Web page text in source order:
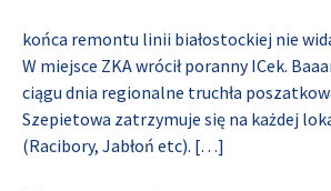
końca remontu linii białostockiej nie
W miejsce ZKA wrócił poranny ICek.
ciągu dnia regionalne truchła
Szepietowa zatrzymuje się na każdej
(Racibory, Jabłoń etc). […]